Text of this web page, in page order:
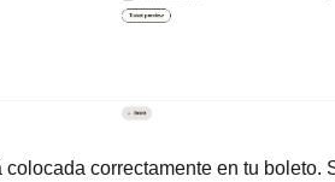
colocada correctamente en tu boleto.